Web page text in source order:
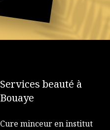
Services beauté à
Bouaye
Cure minceur en institut